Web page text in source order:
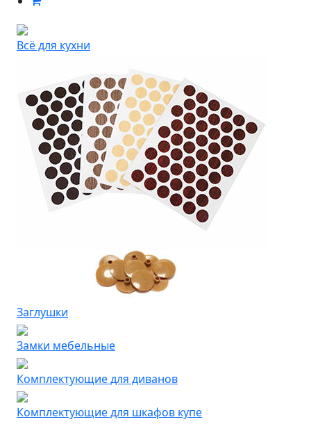
Всё для кухни
Заглушки
Замки мебельные
Комплектующие для диванов
Комплектующие для шкафов купе